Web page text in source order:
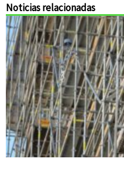
Noticias relacionadas